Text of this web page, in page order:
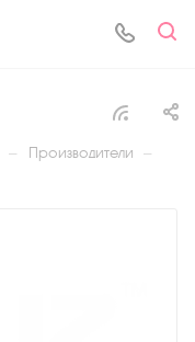
— Производители —